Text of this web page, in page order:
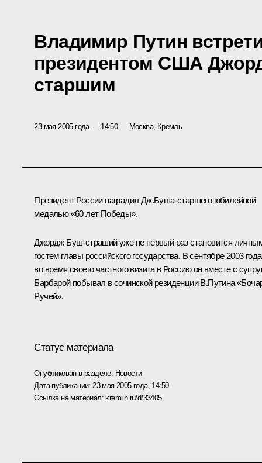
Владимир Путин
президентом США
старшим
23 мая 2005 года 14:50 Москва, Кремль
Президент России наградил Дж.Буша-старшего юбилейной
медалью «60 лет Победы».
Джордж Буш-страший уже не первый раз становится
гостем главы российского государства. В сентябре 2003 года
во время своего частного визита в Россию он вместе с
Барбарой побывал в сочинской резиденции В.Путина
Ручей».
Статус материала
Опубликован в разделе: Новости
Дата публикации: 23 мая 2005 года, 14:50
Ссылка на материал:kremlin.ru/d/33405